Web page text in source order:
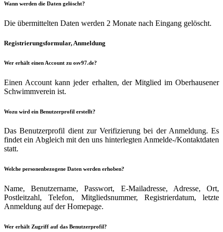
Wann werden die Daten gelöscht?
Die übermittelten Daten werden 2 Monate nach Eingang gelöscht.
Registrierungsformular, Anmeldung
Wer erhält einen Account zu osv97.de?
Einen Account kann jeder erhalten, der Mitglied im Oberhausener
Schwimmverein ist.
Wozu wird ein Benutzerprofil erstellt?
Das Benutzerprofil dient zur Verifizierung bei der Anmeldung. Es
findet ein Abgleich mit den uns hinterlegten Anmelde-/Kontaktdaten
statt.
Welche personenbezogene Daten werden erhoben?
Name, Benutzername, Passwort, E-Mailadresse, Adresse, Ort,
Postleitzahl, Telefon, Mitgliedsnummer, Registrierdatum, letzte
Anmeldung auf der Homepage.
Wer erhält Zugriff auf das Benutzerprofil?